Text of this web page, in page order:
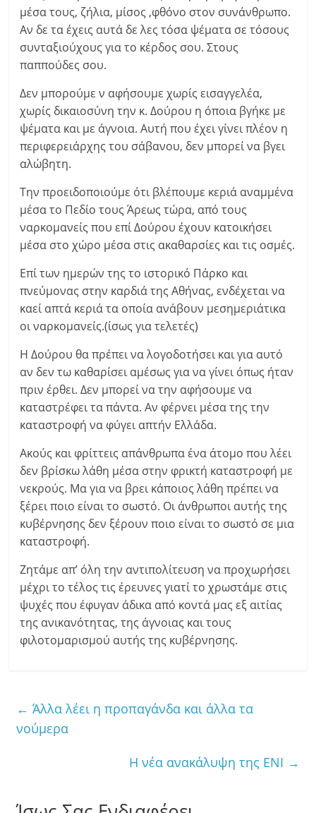
μέσα τους, ζήλια, μίσος ,φθόνο στον συνάνθρωπο.
Αν δε τα έχεις αυτά δε λες τόσα ψέματα σε τόσους
συνταξιούχους για το κέρδος σου. Στους
παππούδες σου.
Δεν μπορούμε ν αφήσουμε χωρίς εισαγγελέα,
χωρίς δικαιοσύνη την κ. Δούρου η όποια βγήκε με
ψέματα και με άγνοια. Αυτή που έχει γίνει πλέον η
περιφερειάρχης του σάβανου, δεν μπορεί να βγει
αλώβητη.
Την προειδοποιούμε ότι βλέπουμε κεριά αναμμένα
μέσα το Πεδίο τους Άρεως τώρα, από τους
ναρκομανείς που επί Δούρου έχουν κατοικήσει
μέσα στο χώρο μέσα στις ακαθαρσίες και τις οσμές.
Επί των ημερών της το ιστορικό Πάρκο και
πνεύμονας στην καρδιά της Αθήνας, ενδέχεται να
καεί απτά κεριά τα οποία ανάβουν μεσημεριάτικα
οι ναρκομανείς.(ίσως για τελετές)
Η Δούρου θα πρέπει να λογοδοτήσει και για αυτό
αν δεν τω καθαρίσει αμέσως για να γίνει όπως ήταν
πριν έρθει. Δεν μπορεί να την αφήσουμε να
καταστρέφει τα πάντα. Αν φέρνει μέσα της την
καταστροφή να φύγει απτήν Ελλάδα.
Ακούς και φρίττεις απάνθρωπα ένα άτομο που λέει
δεν βρίσκω λάθη μέσα στην φρικτή καταστροφή με
νεκρούς. Μα για να βρει κάποιος λάθη πρέπει να
ξέρει ποιο είναι το σωστό. Οι άνθρωποι αυτής της
κυβέρνησης δεν ξέρουν ποιο είναι το σωστό σε μια
καταστροφή.
Ζητάμε απ’ όλη την αντιπολίτευση να προχωρήσει
μέχρι το τέλος τις έρευνες γιατί το χρωστάμε στις
ψυχές που έφυγαν άδικα από κοντά μας εξ αιτίας
της ανικανότητας, της άγνοιας και τους
φιλοτομαρισμού αυτής της κυβέρνησης.
← Άλλα λέει η προπαγάνδα και άλλα τα
νούμερα
Η νέα ανακάλυψη της ΕΝΙ →